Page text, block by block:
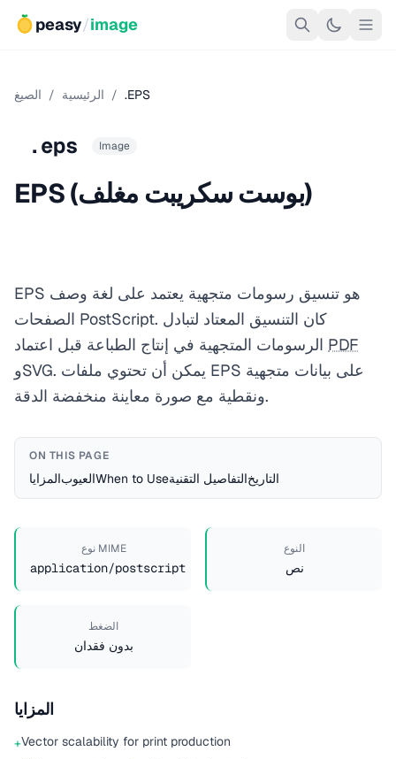
peasy/image
الرئيسية / الصيغ / .EPS
.eps Image
EPS (بوست سكريبت مغلف)
EPS هو تنسيق رسومات متجهية يعتمد على لغة وصف
الصفحات PostScript. كان التنسيق المعتاد لتبادل
PDF
وSVG. يمكن أن تحتوي ملفات EPS على بيانات متجهية
ونقطية مع صورة معاينة منخفضة الدقة.
ON THIS PAGE
المزاياالعيوبWhen to Useالتفاصيل التقنيةالتاريخ
نوع MIME
application/postscript
النوع
نص
الضغط
بدون فقدان
المزايا
+Vector scalability for print production